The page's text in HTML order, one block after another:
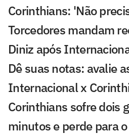
Corinthians: 'Não
Torcedores mandam
Diniz após
Dê suas notas: avalie
Internacional x
Corinthians sofre dois
minutos e perde para